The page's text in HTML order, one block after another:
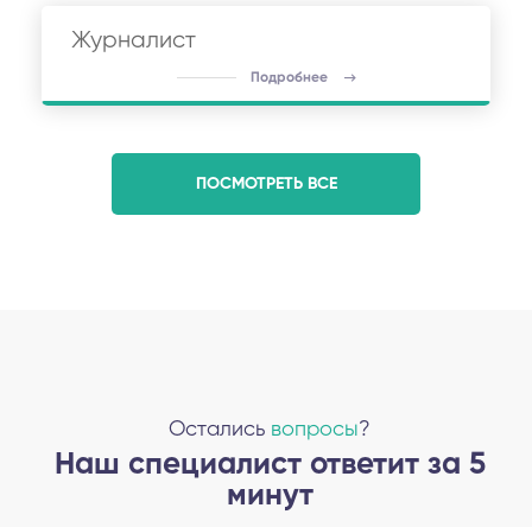
Журналист
Подробнее
ПОСМОТРЕТЬ ВСЕ
Остались вопросы?
Наш специалист ответит за 5
минут